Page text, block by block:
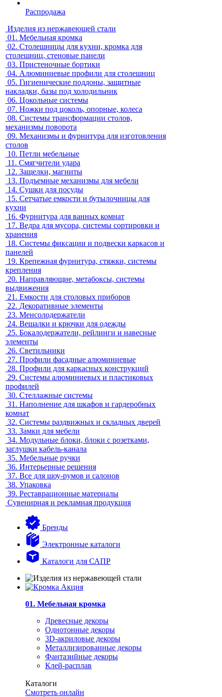
Распродажа
Изделия из нержавеющей стали
01. Мебельная кромка
02. Столешницы для кухни, кромка для
столешниц, стеновые панели
03. Пристеночные бортики
04. Алюминиевые профили для столешниц
05. Гигиенические поддоны, защитные
накладки, базы под холодильник
06. Цокольные системы
07. Ножки под цоколь, опорные, колеса
08. Системы трансформации столов,
механизмы поворота
09. Механизмы и фурнитура для изготовления
столов
10. Петли мебельные
11. Смягчители удара
12. Защелки, магниты
13. Подъемные механизмы для мебели
14. Сушки для посуды
15. Сетчатые емкости и бутылочницы для
кухни
16. Фурнитура для ванных комнат
17. Ведра для мусора, системы сортировки и
хранения
18. Системы фиксации и подвески каркасов и
панелей
19. Крепежная фурнитура, стяжки, системы
крепления
20. Направляющие, метабоксы, системы
выдвижения
21. Емкости для столовых приборов
22. Декоративные элементы
23. Менсолодержатели
24. Вешалки и крючки для одежды
25. Бокалодержатели, рейлинги и навесные
элементы
26. Светильники
27. Профили фасадные алюминиевые
28. Профили для каркасных конструкций
29. Системы алюминиевых и пластиковых
профилей
30. Стеллажные системы
31. Наполнение для шкафов и гардеробных
комнат
32. Системы раздвижных и складных дверей
33. Замки для мебели
34. Модульные блоки, блоки с розетками,
заглушки кабель-канала
35. Мебельные ручки
36. Интерьерные решения
37. Все для шоу-румов и салонов
38. Упаковка
39. Реставрационные материалы
Сувенирная и рекламная продукция
Бренды
Электронные каталоги
Каталоги для САПР
01. Мебельная кромка
Древесные декоры
Однотонные декоры
3D-акриловые декоры
Металлизированные декоры
Фантазийные декоры
Клей-расплав
Каталоги
Смотреть онлайн